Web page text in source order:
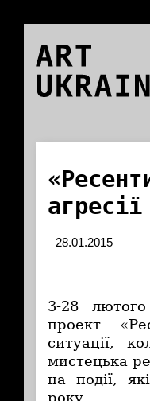
ART
агресії
28.01.2015
3-28
проект
ситуації,
мистецька
на події,